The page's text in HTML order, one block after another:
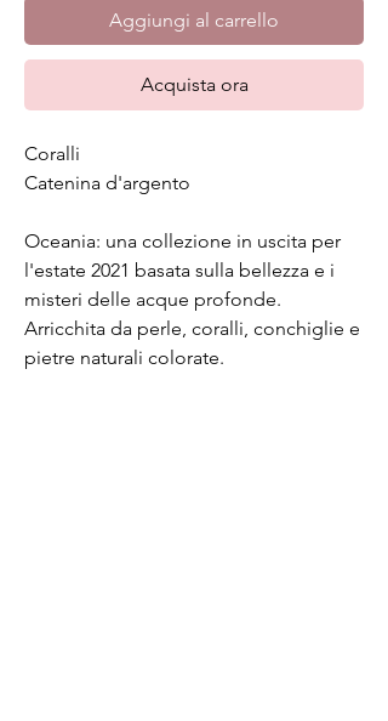
Aggiungi al carrello
Acquista ora
Coralli
Catenina d'argento
Oceania: una collezione in uscita per
l'estate 2021 basata sulla bellezza e i
misteri delle acque profonde.
Arricchita da perle, coralli, conchiglie e
pietre naturali colorate.